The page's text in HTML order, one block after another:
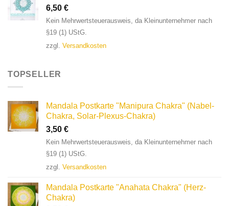
6,50 €
Kein Mehrwertsteuerausweis, da Kleinunternehmer nach
§19 (1) UStG.
zzgl. Versandkosten
TOPSELLER
Mandala Postkarte "Manipura Chakra" (Nabel-
Chakra, Solar-Plexus-Chakra)
3,50 €
Kein Mehrwertsteuerausweis, da Kleinunternehmer nach
§19 (1) UStG.
zzgl. Versandkosten
Mandala Postkarte "Anahata Chakra" (Herz-
Chakra)